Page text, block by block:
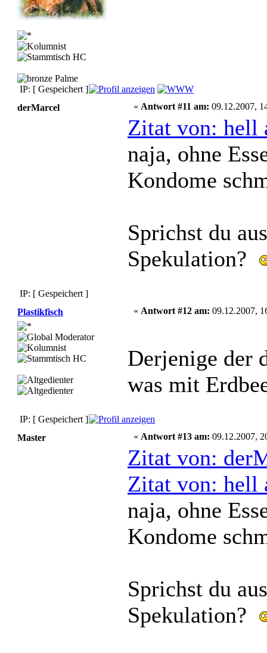
IP: [ Gespeichert ]
derMarcel
« Antwort #11 am: 09.12.2007,
Zitat von: hell
naja, ohne
Kondome
Sprichst du
Spekulation?
IP: [ Gespeichert ]
Plastikfisch
« Antwort #12 am: 09.12.2007,
Derjenige der
was mit
IP: [ Gespeichert ]
Master
« Antwort #13 am: 09.12.2007,
Zitat von:
Zitat von: hell
naja, ohne
Kondome
Sprichst du
Spekulation?